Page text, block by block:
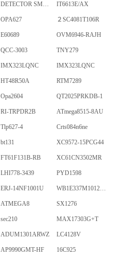
DETECTOR SMD,HT7024A-1,3%,SOT-89 IT6613E/AX
OPA627 ２SC4081T106R
E60689 OVM6946-RAJH
QCC-3003 TNY279
IMX323LQNC IMX323LQNC
HT48R50A RTM7289
Opa2604 QT2025PRKDB-1
RI-TRPDR2B ATmega8515-8AU
Tlp627-4 Crts084n6ne
bt131 XC9572-15PCG44
FT61F131B-RB XC61CN3502MR
LHI778-3439 PYD1598
ERJ-14NF1001U WB1E337M1012MPA
ATMEGA8 SX1276
sec210 MAX17303G+T
ADUM1301ARWZ LC4128V
AP9990GMT-HF 16C925